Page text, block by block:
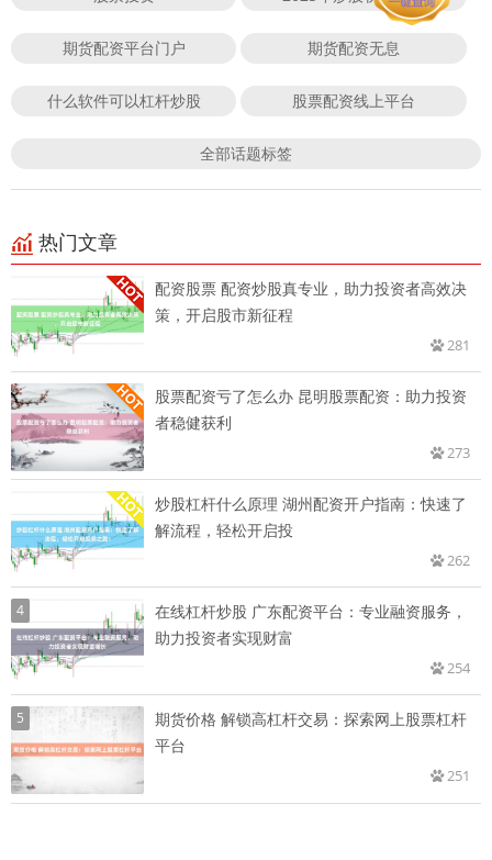
期货配资平台门户 期货配资无息
什么软件可以杠杆炒股 股票配资线上平台
全部话题标签
热门文章
配资股票 配资炒股真专业，助力投资者高效决
策，开启股市新征程
281
股票配资亏了怎么办 昆明股票配资：助力投资
者稳健获利
273
炒股杠杆什么原理 湖州配资开户指南：快速了
解流程，轻松开启投
262
4
在线杠杆炒股 广东配资平台：专业融资服务，
助力投资者实现财富
254
5
期货价格 解锁高杠杆交易：探索网上股票杠杆
平台
251